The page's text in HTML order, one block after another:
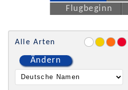
Flugbeginn
Alle Arten
Ändern